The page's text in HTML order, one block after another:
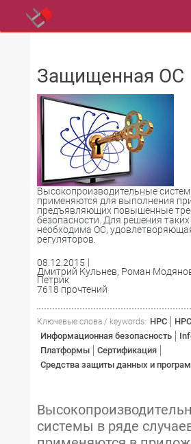
Защищенная ОС
Высокопроизводительные
применяются для выполнения
предъявляющих повышенные
безопасности. Для решения
необходима ОС,
регуляторов.
08.12.2015
Дмитрий Кульнев, Роман
Петрик
7618 прочтений
Ключевые слова / keywords: HPC
HPC
Информационная безопасность
Платформы
Сертификация
Средства защиты данных и
системы в ряде